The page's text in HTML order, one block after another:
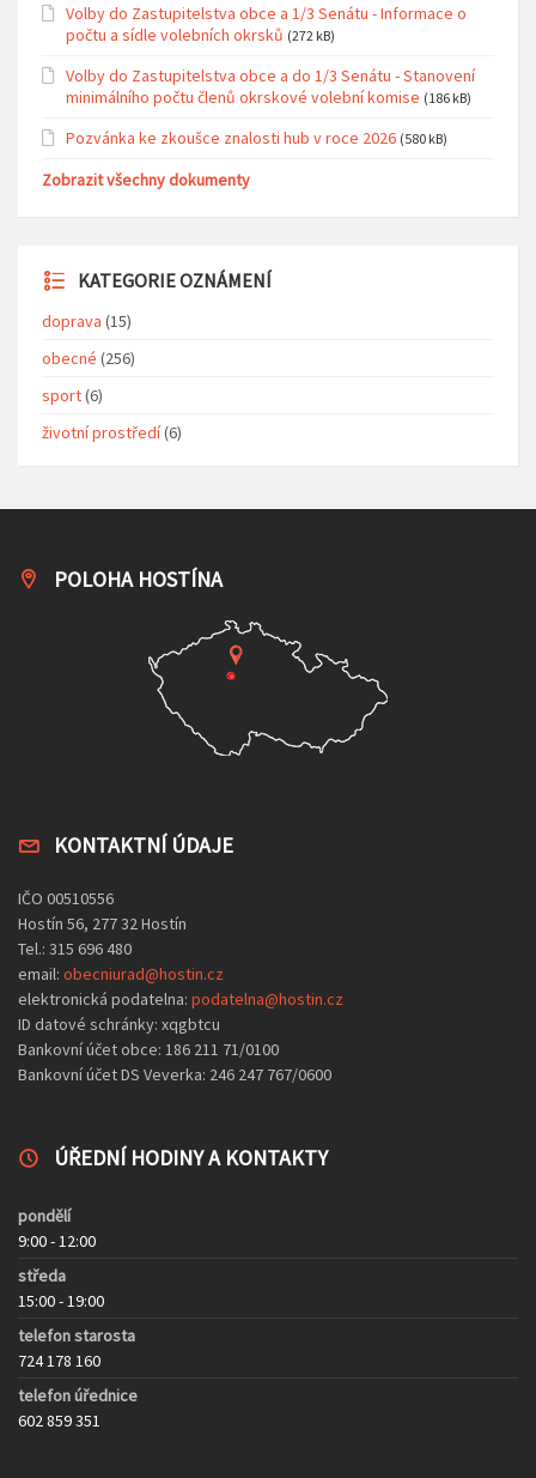
Volby do Zastupitelstva obce a 1/3 Senátu - Informace o
počtu a sídle volebních okrsků (272 kB)
Volby do Zastupitelstva obce a do 1/3 Senátu - Stanovení
minimálního počtu členů okrskové volební komise (186 kB)
Pozvánka ke zkoušce znalosti hub v roce 2026 (580 kB)
Zobrazit všechny dokumenty
KATEGORIE OZNÁMENÍ
doprava (15)
obecné (256)
sport(6)
životní prostředí(6)
POLOHA HOSTÍNA
KONTAKTNÍ ÚDAJE
IČO 00510556
Hostín 56, 277 32 Hostín
Tel.: 315 696 480
email: obecniurad@hostin.cz
elektronická podatelna: podatelna@hostin.cz
ID datové schránky: xqgbtcu
Bankovní účet obce: 186 211 71/0100
Bankovní účet DS Veverka: 246 247 767/0600
ÚŘEDNÍ HODINY A KONTAKTY
pondělí
9:00 - 12:00
středa
15:00 - 19:00
telefon starosta
724 178 160
telefon úřednice
602 859 351